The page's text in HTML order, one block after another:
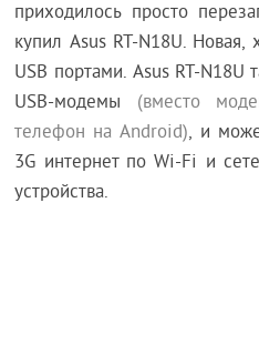
приходилось просто
купил Asus RT-N18U.
USB портами. Asus RT-N18U
USB-модемы (вместо
телефон на Android), и
3G интернет по Wi-Fi и
устройства.